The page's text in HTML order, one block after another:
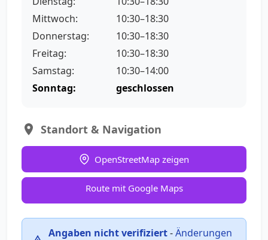
Mittwoch:
10:30–18:30
Donnerstag:
10:30–18:30
Freitag:
10:30–18:30
Samstag:
10:30–14:00
Sonntag:
geschlossen
Standort & Navigation
OpenStreetMap zeigen
Route mit Google Maps
Angaben nicht verifiziert-Änderungen